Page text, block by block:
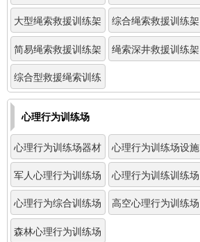
大型绳索救援训练架 综合绳索救援训练架
简易绳索救援训练架 绳索深井救援训练架
综合型救援绳索训练
架
心理行为训练场
心理行为训练场器材 心理行为训练场设施
军人心理行为训练场 心理行为训练训练场
心理行为综合训练场 高空心理行为训练场
森林心理行为训练场